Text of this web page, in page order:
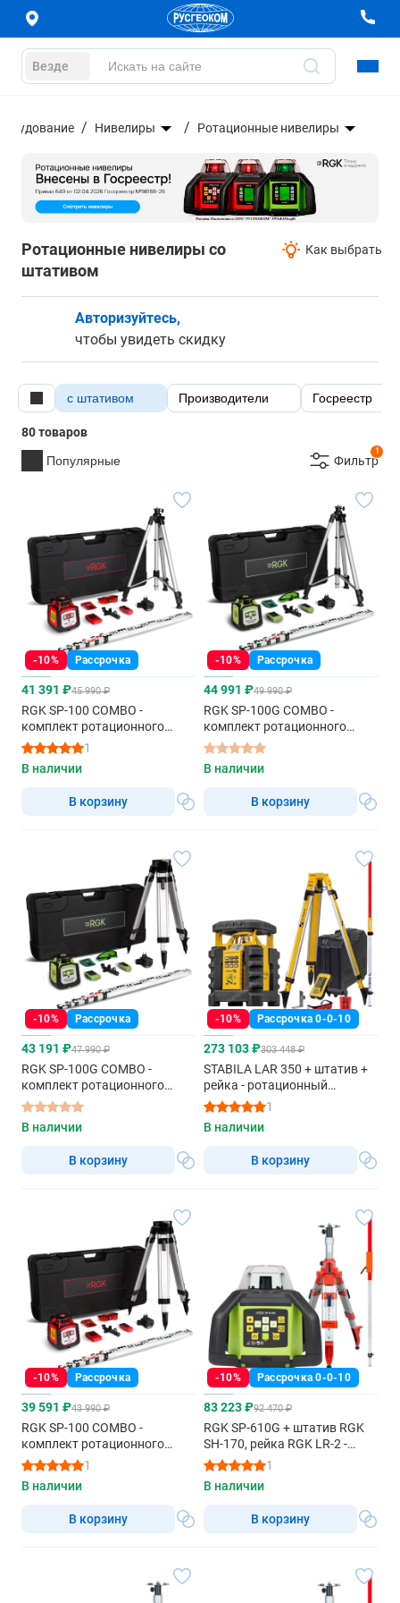
Везде
Нивелиры Ротационные нивелиры
Ротационные нивелиры со
штативом
Как выбрать
Авторизуйтесь,
чтобы увидеть скидку
с штативом Производители Госреестр
80 товаров
Популярные
1
Фильтр
-10% Рассрочка
41 391 ₽45 990 ₽
RGK SP-100 COMBO -
комплект ротационного
нивелира с элевационным
штативом
1
В наличии
В корзину
-10% Рассрочка
44 991 ₽49 990 ₽
RGK SP-100G COMBO -
комплект ротационного
нивелира с элевационным
штативом
В наличии
В корзину
-10% Рассрочка
43 191 ₽47 990 ₽
RGK SP-100G COMBO -
комплект ротационного
нивелира с раздвижным
штативом
В наличии
В корзину
-10% Рассрочка 0-0-10
273 103 ₽303 448 ₽
STABILA LAR 350 + штатив +
рейка - ротационный
нивелир с красным лучом
1
В наличии
В корзину
-10% Рассрочка
39 591 ₽43 990 ₽
RGK SP-100 COMBO -
комплект ротационного
нивелира с раздвижным
штативом
1
В наличии
В корзину
-10% Рассрочка 0-0-10
83 223 ₽92 470 ₽
RGK SP-610G + штатив RGK
SH-170, рейка RGK LR-2 -
ротационный нивелир с
зеленым лучом
1
В наличии
В корзину